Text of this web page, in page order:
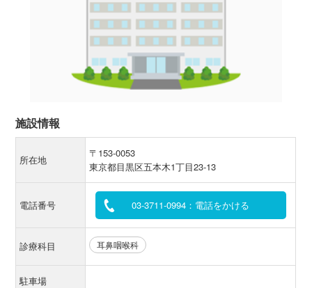
施設情報
所在地
〒153-0053
東京都目黒区五本木1丁目23-13
電話番号 03-3711-0994：電話をかける
診療科目 耳鼻咽喉科
駐車場